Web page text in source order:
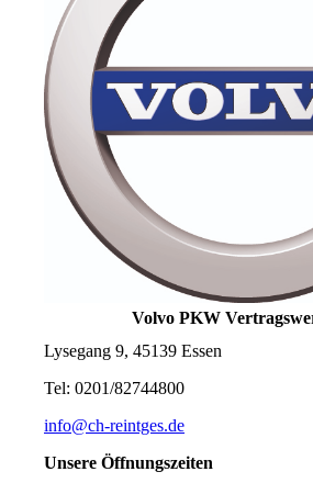
Volvo PKW
Lysegang 9, 45139 Essen
Tel: 0201/82744800
info@ch-reintges.de
Unsere Öffnungszeiten